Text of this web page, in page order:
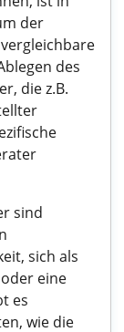
der
des
die z.B.
sind
sich als
eine
es
wie die